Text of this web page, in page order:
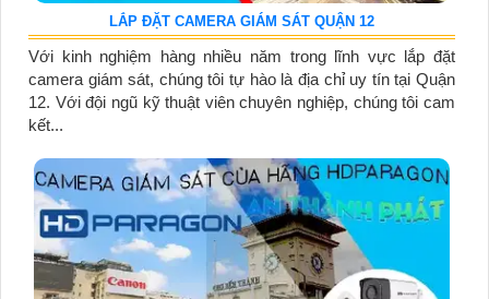
LẮP ĐẶT CAMERA GIÁM SÁT QUẬN 12
Với kinh nghiệm hàng nhiều năm trong lĩnh vực lắp đặt
camera giám sát, chúng tôi tự hào là địa chỉ uy tín tại Quận
12. Với đội ngũ kỹ thuật viên chuyên nghiệp, chúng tôi cam
kết...